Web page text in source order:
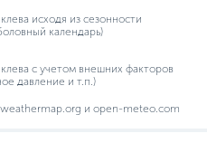
исходя из сезонности
календарь)
с учетом внешних факторов
давление и т.п.)
и open-meteo.com